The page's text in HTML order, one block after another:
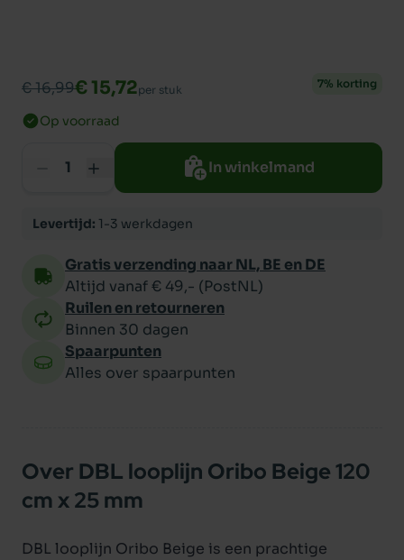
€ 16,99€ 15,72per stuk 7% korting
Op voorraad
In winkelmand
Levertijd: 1-3 werkdagen
Gratis verzending naar NL, BE en DE
Altijd vanaf € 49,- (PostNL)
Ruilen en retourneren
Binnen 30 dagen
Spaarpunten
Alles over spaarpunten
Over DBL looplijn Oribo Beige 120
cm x 25 mm
DBL looplijn Oribo Beige is een prachtige